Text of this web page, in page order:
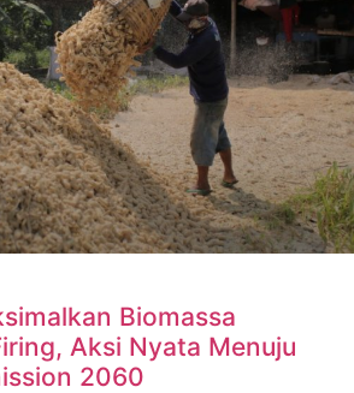
Biomassa
Aksi Nyata Menuju
2060